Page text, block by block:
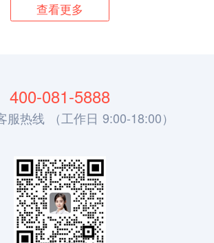
查看更多
400-081-5888
服热线 （工作日 9:00-18:00）